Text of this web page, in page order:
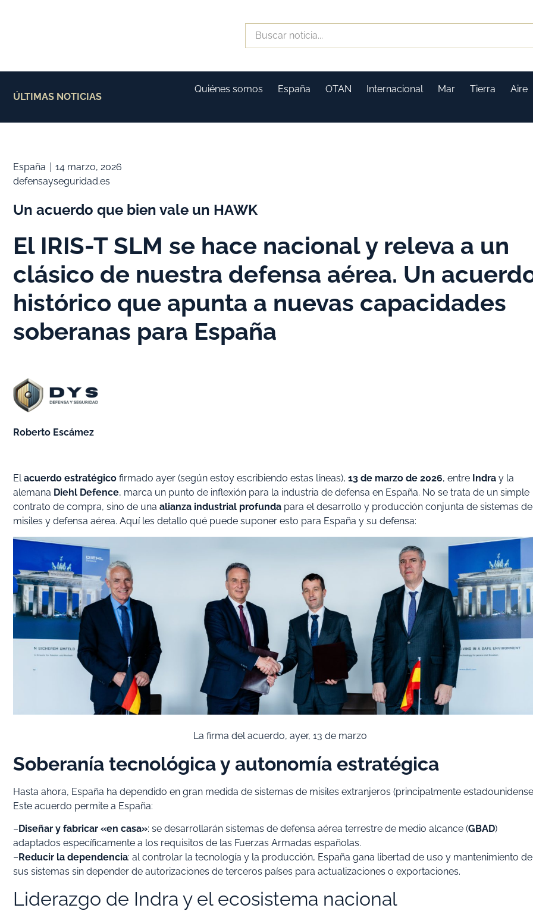
ÚLTIMAS NOTICIAS
Quiénes somos España OTAN Internacional Mar Tierra Aire
España
14 marzo, 2026
defensayseguridad.es
Un acuerdo que bien vale un HAWK
El IRIS-T SLM se hace nacional y releva a un
clásico de nuestra defensa aérea. Un
histórico que apunta a nuevas capacidades
soberanas para España
Roberto Escámez
El acuerdo estratégico firmado ayer (según estoy escribiendo estas líneas), 13 de marzo de 2026, entre Indra y la
alemana Diehl Defence, marca un punto de inflexión para la industria de defensa en España. No se trata de un simple
contrato de compra, sino de una alianza industrial profunda para el desarrollo y producción conjunta de sistemas de
misiles y defensa aérea. Aquí les detallo qué puede suponer esto para España y su defensa:
La firma del acuerdo, ayer, 13 de marzo
Soberanía tecnológica y autonomía estratégica
Hasta ahora, España ha dependido en gran medida de sistemas de misiles extranjeros (principalmente
Este acuerdo permite a España:
– Diseñar y fabricar «en casa»: se desarrollarán sistemas de defensa aérea terrestre de medio alcance (GBAD)
adaptados específicamente a los requisitos de las Fuerzas Armadas españolas.
– Reducir la dependencia: al controlar la tecnología y la producción, España gana libertad de uso y mantenimiento de
sus sistemas sin depender de autorizaciones de terceros países para actualizaciones o exportaciones.
Liderazgo de Indra y el ecosistema nacional